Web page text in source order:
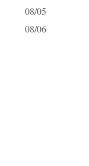
08/05
08/06